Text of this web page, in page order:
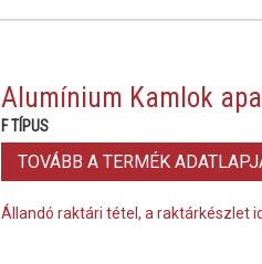
Alumínium Kamlok
F TÍPUS
TOVÁBB A TERMÉK
Állandó raktári tétel, a raktárkészlet